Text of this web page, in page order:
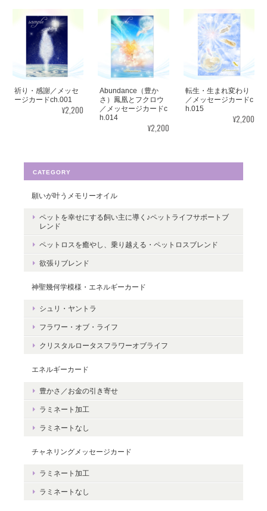
見ていると心が穏やかになります。毎日、眺めたいと思います。
ありがとうございました✨ また機会があれば、宜しくお願い致し
ます。
この度はご購入いただき、誠にありがと
うございました。気に入っていただけた
ようで嬉しいです。とても励みになりま
ありがとうございます。 いつの日かまた逢えることを楽しみにし
レビューありがとうございます。 ペット
さんとの絆をいつも感じていただけると
嬉しいです。＾＾
豊かさを受け取る♪豊かさ・豊かさの循環／エネルギーカード
2020/06/09
エネルギーカードを無事に受け取りました。 見ているだけで幸せ
した。 きっと温かく見守って頂けると思います。 末永く大切に致
しますね。 この度は本当にどうもありがとうございました。
祈り・感謝／メッセ
ージカードch.001
¥2,200
Abundance（豊か
さ）鳳凰とフクロウ
／メッセージカードc
h.014
¥2,200
転生・生まれ変わり
／メッセージカードc
h.015
¥2,200
CATEGORY
願いが叶うメモリーオイル
ペットを幸せにする飼い主に導く♪ペットライフサポートブ
レンド
ペットロスを癒やし、乗り越える・ペットロスブレンド
欲張りブレンド
神聖幾何学模様・エネルギーカード
シュリ・ヤントラ
フラワー・オブ・ライフ
クリスタルロータスフラワーオブライフ
エネルギーカード
豊かさ／お金の引き寄せ
ラミネート加工
ラミネートなし
チャネリングメッセージカード
ラミネート加工
ラミネートなし